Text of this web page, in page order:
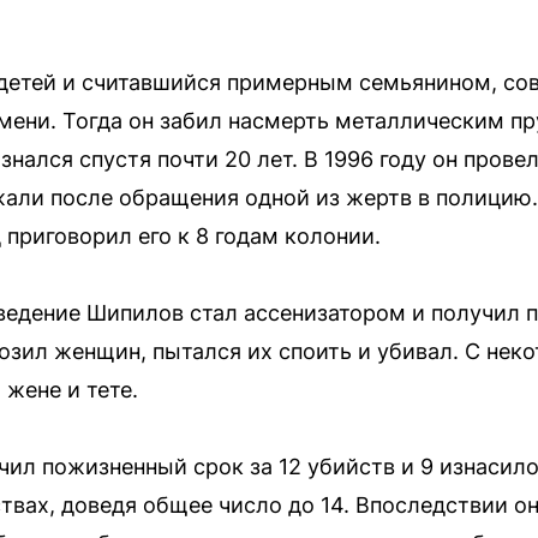
и считавшийся примерным семьянином,
Тогда он забил насмерть металлическим
спустя почти 20 лет. В 1996 году он
после обращения одной из жертв в
его к 8 годам колонии.
Шипилов стал ассенизатором и получил
женщин, пытался их споить и убивал. С
и тете.
пожизненный срок за 12 убийств и 9
доведя общее число до 14. Впоследствии